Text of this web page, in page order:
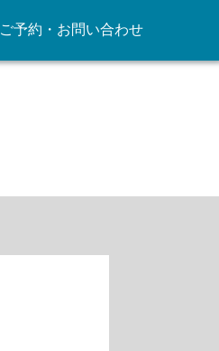
ご予約・お問い合わせ